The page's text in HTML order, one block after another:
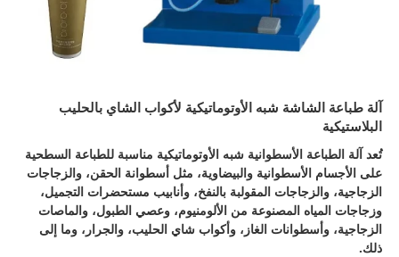
آلة طباعة الشاشة شبه الأوتوماتيكية لأكواب الشاي بالحليب
البلاستيكية
تُعد آلة الطباعة الأسطوانية شبه الأوتوماتيكية مناسبة للطباعة السطحية
على الأجسام الأسطوانية والبيضاوية، مثل أسطوانة الحقن، والزجاجات
الزجاجية، والزجاجات المقولبة بالنفخ، وأنابيب مستحضرات التجميل،
وزجاجات المياه المصنوعة من الألومنيوم، وعصي الطبول، والماصات
الزجاجية، وأسطوانات الغاز، وأكواب شاي الحليب، والجرار، وما إلى
ذلك.